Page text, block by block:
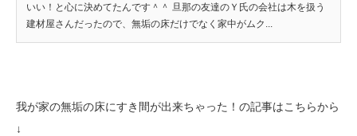
いい！と心に決めてたんです＾＾ 旦那の友達のＹ氏の会社は木を扱う
建材屋さんだったので、無垢の床だけでなく家中がムク...
我が家の無垢の床にすき間が出来ちゃった！の記事はこちらから
↓